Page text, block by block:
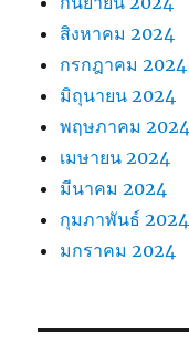
สิงหาคม 2024
กรกฎาคม 2024
มิถุนายน 2024
พฤษภาคม 2024
เมษายน 2024
มีนาคม 2024
กุมภาพันธ์ 2024
มกราคม 2024